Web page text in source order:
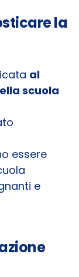
la
al
scuola
essere
e